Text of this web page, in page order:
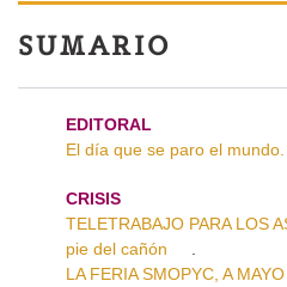
SUMARIO
EDITORAL
El día que se paro el
CRISIS
TELETRABAJO PARA LOS
pie del cañón
LA FERIA SMOPYC, A